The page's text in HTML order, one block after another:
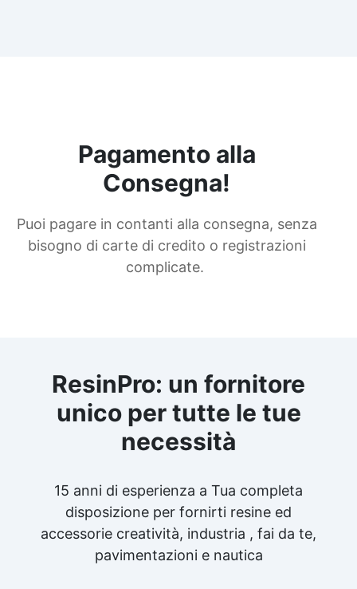
Pagamento alla
Consegna!
Puoi pagare in contanti alla consegna, senza
bisogno di carte di credito o registrazioni
complicate.
ResinPro: un fornitore
unico per tutte le tue
necessità
15 anni di esperienza a Tua completa
disposizione per fornirti resine ed
accessorie creatività, industria , fai da te,
pavimentazioni e nautica